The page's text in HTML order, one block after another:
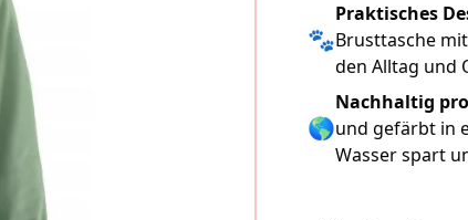
🐾
Praktisches
Brusttasche
den Alltag und
🌎
Nachhaltig
und gefärbt in
Wasser spart